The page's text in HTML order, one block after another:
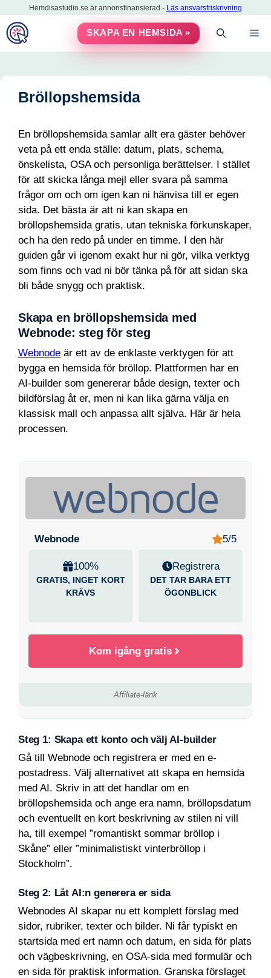
till
innehåll
Hemdisastudio.se är annonsfinansierad - Läs ansvarsfriskrivning
SKAPA EN HEMSIDA »
Bröllopshemsida
En bröllopshemsida samlar allt era gäster behöver
veta på ett enda ställe: datum, plats, schema,
önskelista, OSA och personliga berättelser. I stället
för att skicka långa mejl eller svara på samma
frågor om och om igen kan ni hänvisa till er egen
sida. Det bästa är att ni kan skapa en
bröllopshemsida gratis, utan tekniska förkunskaper,
och ha den redo på under en timme. I den här
guiden går vi igenom exakt hur ni gör, vilka verktyg
som finns och vad ni bör tänka på för att sidan ska
bli både snygg och praktisk.
Skapa en bröllopshemsida med
Webnode: steg för steg
Webnode är ett av de enklaste verktygen för att
bygga en hemsida för bröllop. Plattformen har en
AI-builder som genererar både design, texter och
bildförslag åt er, men ni kan lika gärna välja en
klassisk mall och anpassa allt själva. Här är hela
processen.
Webnode 5/5
100%
GRATIS, INGET KORT
KRÄVS
Registrera
DET TAR BARA ETT
ÖGONBLICK
Kom igång gratis
Affiliate-länk
Steg 1: Skapa ett konto och välj AI-builder
Gå till Webnode och registrera er med en e-
postadress. Välj alternativet att skapa en hemsida
med AI. Skriv in att det handlar om en
bröllopshemsida och ange era namn, bröllopsdatum
och eventuellt en kort beskrivning av stilen ni vill
ha, till exempel ”romantiskt sommar bröllop i
Skåne” eller ”minimalistiskt vinterbröllop i
Stockholm”.
Steg 2: Låt AI:n generera er sida
Webnodes AI skapar nu ett komplett förslag med
sidor, rubriker, texter och bilder. Ni får typiskt en
startsida med ert namn och datum, en sida för plats
och vägbeskrivning, en OSA-sida med formulär och
en sida för praktisk information. Granska förslaget